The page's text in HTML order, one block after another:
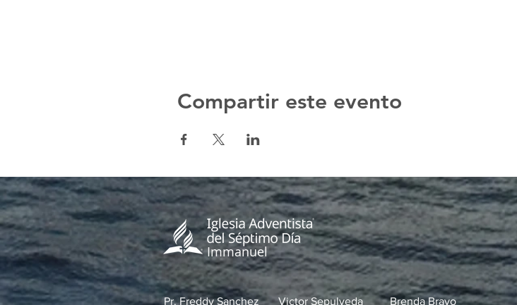
Compartir este evento
Immanuel
Pr. Freddy Sanchez Victor Sepulveda Brenda Bravo